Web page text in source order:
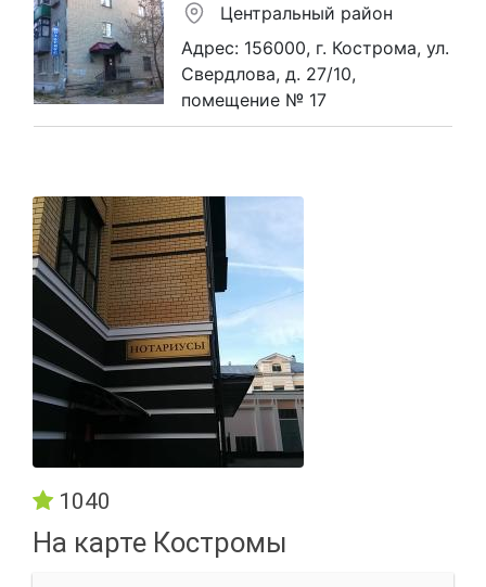
Центральный район
Адрес: 156000, г. Кострома, ул.
Свердлова, д. 27/10,
помещение № 17
1040
На карте Костромы